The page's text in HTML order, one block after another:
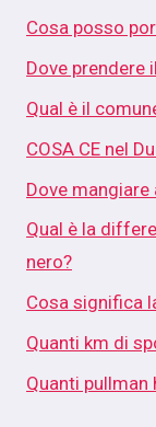
Cosa posso
Dove prendere
Qual è il
COSA CE nel
Dove
Qual è la
nero?
Cosa significa
Quanti km di
Quanti pullman